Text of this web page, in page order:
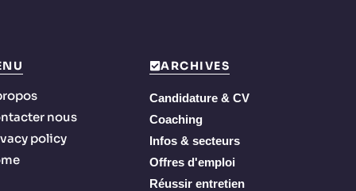
nous
policy
ARCHIVES
Candidature & CV
Coaching
Infos & secteurs
Offres d'emploi
Réussir entretien